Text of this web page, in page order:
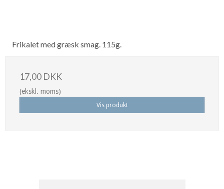
Frikalet med græsk smag. 115g.
17,00 DKK
(ekskl. moms)
Vis produkt